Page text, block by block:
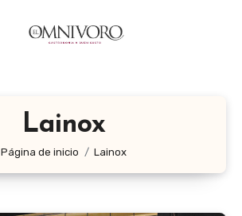
Lainox
Página de inicio Lainox